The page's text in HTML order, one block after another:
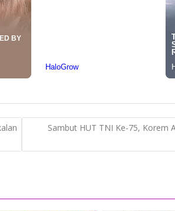
Sambut HUT TNI Ke-75, Korem